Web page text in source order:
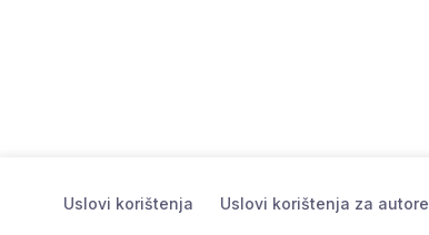
Uslovi korištenja Uslovi korištenja za autore